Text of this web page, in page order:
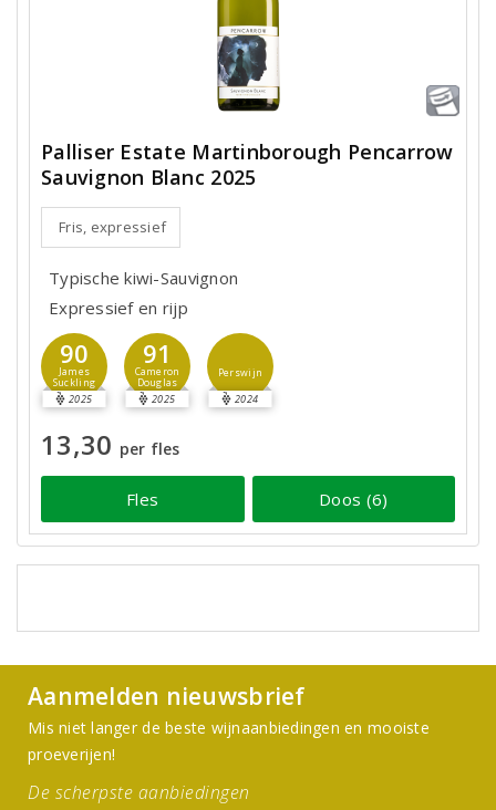
Palliser Estate Martinborough Pencarrow
Sauvignon Blanc 2025
Fris, expressief
Typische kiwi-Sauvignon
Expressief en rijp
90
James
Suckling
2025
91
Cameron
Douglas
2025
Perswijn
2024
13,30 per fles
Fles Doos (6)
Aanmelden nieuwsbrief
Mis niet langer de beste wijnaanbiedingen en mooiste
proeverijen!
De scherpste aanbiedingen